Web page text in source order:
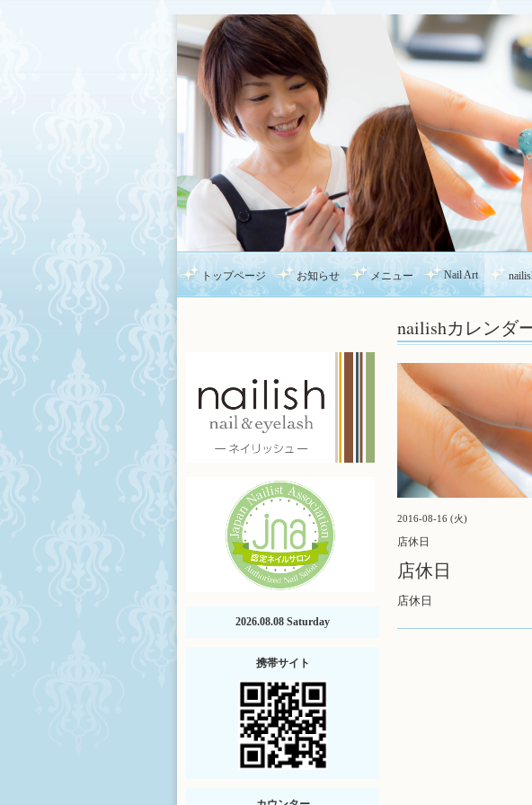
トップページ お知らせ メニュー Nail Art
nailishカレンダ
2016-08-16 (火)
店休日
店休日
店休日
2026.08.08 Saturday
携帯サイト